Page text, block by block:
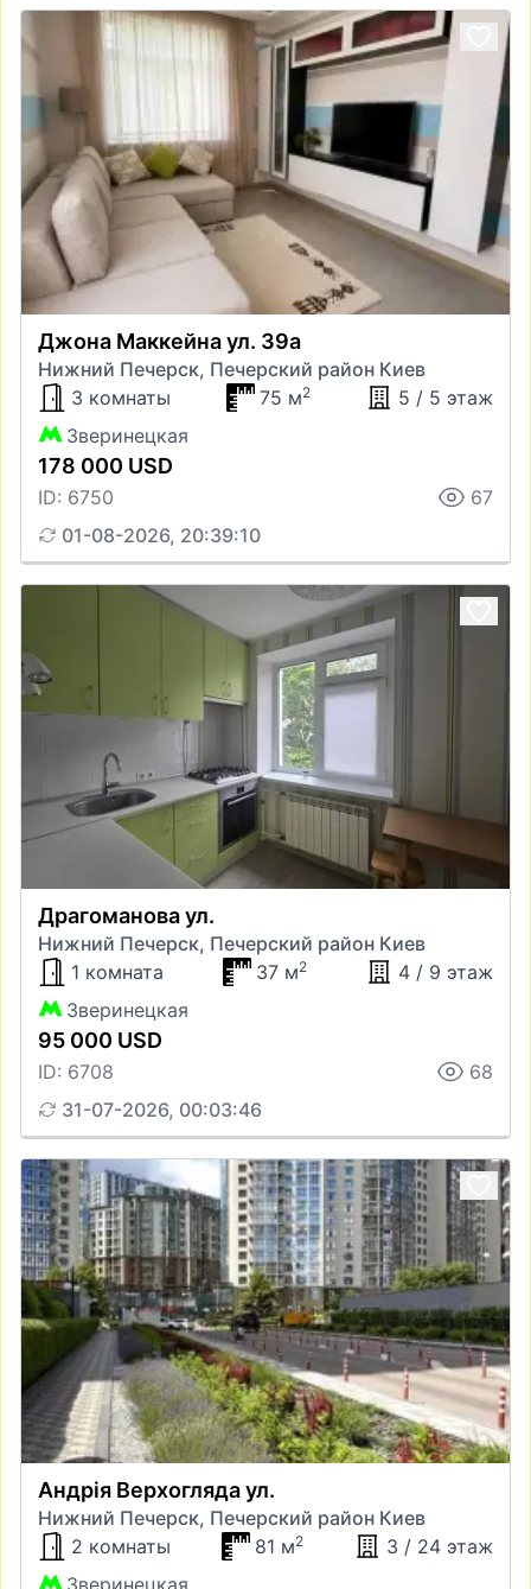
Джона Маккейна ул. 39а
Нижний Печерск, Печерский район Киев
3 комнаты
75 м2
5 / 5 этаж
Зверинецкая
178 000 USD
ID: 6750
67
01-08-2026, 20:39:10
Драгоманова ул.
Нижний Печерск, Печерский район Киев
1 комната
37 м2
4 / 9 этаж
Зверинецкая
95 000 USD
ID: 6708
68
31-07-2026, 00:03:46
Андрія Верхогляда ул.
Нижний Печерск, Печерский район Киев
2 комнаты
81 м2
3 / 24 этаж
Зверинецкая